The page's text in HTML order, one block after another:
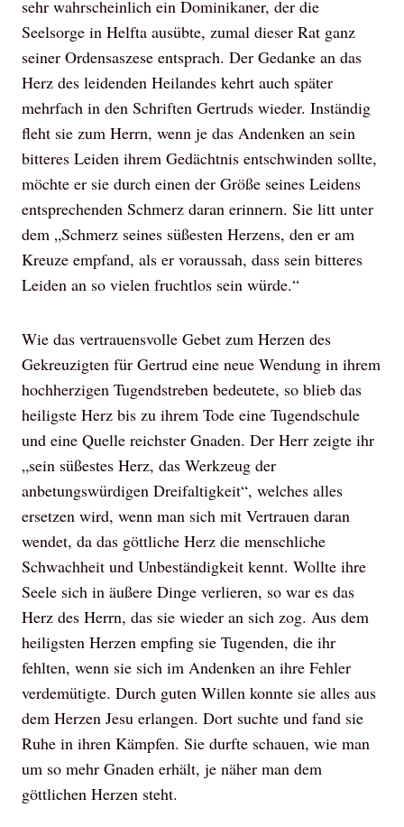
sehr wahrscheinlich ein Dominikaner, der die
Seelsorge in Helfta ausübte, zumal dieser Rat ganz
seiner Ordensaszese entsprach. Der Gedanke an das
Herz des leidenden Heilandes kehrt auch später
mehrfach in den Schriften Gertruds wieder. Inständig
fleht sie zum Herrn, wenn je das Andenken an sein
bitteres Leiden ihrem Gedächtnis entschwinden sollte,
möchte er sie durch einen der Größe seines Leidens
entsprechenden Schmerz daran erinnern. Sie litt unter
dem „Schmerz seines süßesten Herzens, den er am
Kreuze empfand, als er voraussah, dass sein bitteres
Leiden an so vielen fruchtlos sein würde.“
Wie das vertrauensvolle Gebet zum Herzen des
Gekreuzigten für Gertrud eine neue Wendung in ihrem
hochherzigen Tugendstreben bedeutete, so blieb das
heiligste Herz bis zu ihrem Tode eine Tugendschule
und eine Quelle reichster Gnaden. Der Herr zeigte ihr
„sein süßestes Herz, das Werkzeug der
anbetungswürdigen Dreifaltigkeit“, welches alles
ersetzen wird, wenn man sich mit Vertrauen daran
wendet, da das göttliche Herz die menschliche
Schwachheit und Unbeständigkeit kennt. Wollte ihre
Seele sich in äußere Dinge verlieren, so war es das
Herz des Herrn, das sie wieder an sich zog. Aus dem
heiligsten Herzen empfing sie Tugenden, die ihr
fehlten, wenn sie sich im Andenken an ihre Fehler
verdemütigte. Durch guten Willen konnte sie alles aus
dem Herzen Jesu erlangen. Dort suchte und fand sie
Ruhe in ihren Kämpfen. Sie durfte schauen, wie man
um so mehr Gnaden erhält, je näher man dem
göttlichen Herzen steht.